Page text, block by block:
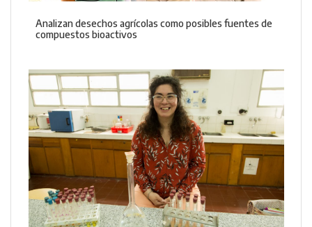
Analizan desechos agrícolas como posibles fuentes de
compuestos bioactivos